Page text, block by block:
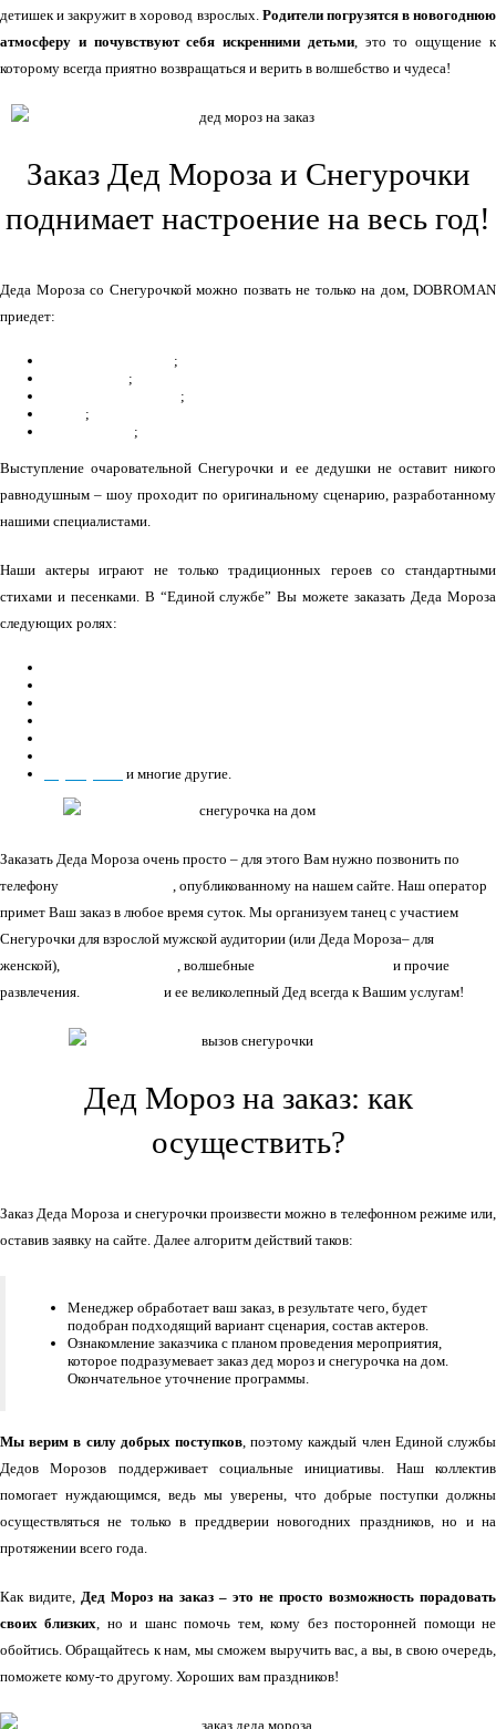
детишек и закружит в хоровод взрослых. Родители погрузятся в новогоднюю
атмосферу и почувствуют себя искренними детьми, это то ощущение к
которому всегда приятно возвращаться и верить в волшебство и чудеса!
Заказ Дед Мороза и Снегурочки
поднимает настроение на весь год!
Деда Мороза со Снегурочкой можно позвать не только на дом, DOBROMAN
приедет:
;
;
;
;
;
Выступление очаровательной Снегурочки и ее дедушки не оставит никого
равнодушным – шоу проходит по оригинальному сценарию, разработанному
нашими специалистами.
Наши актеры играют не только традиционных героев со стандартными
стихами и песенками. В “Единой службе” Вы можете заказать Деда Мороза
следующих ролях:
и многие другие.
Заказать Деда Мороза очень просто – для этого Вам нужно позвонить по
телефону
, опубликованному на нашем сайте. Наш оператор
примет Ваш заказ в любое время суток. Мы организуем танец с участием
Снегурочки для взрослой мужской аудитории (или Деда Мороза– для
женской),
, волшебные
и прочие
развлечения.
и ее великолепный Дед всегда к Вашим услугам!
Дед Мороз на заказ: как
осуществить?
Заказ Деда Мороза и снегурочки произвести можно в телефонном режиме или,
оставив заявку на сайте. Далее алгоритм действий таков:
Менеджер обработает ваш заказ, в результате чего, будет
подобран подходящий вариант сценария, состав актеров.
Ознакомление заказчика с планом проведения мероприятия,
которое подразумевает заказ дед мороз и снегурочка на дом.
Окончательное уточнение программы.
Мы верим в силу добрых поступков, поэтому каждый член Единой службы
Дедов Морозов поддерживает социальные инициативы. Наш коллектив
помогает нуждающимся, ведь мы уверены, что добрые поступки должны
осуществляться не только в преддверии новогодних праздников, но и на
протяжении всего года.
Как видите, Дед Мороз на заказ – это не просто возможность порадовать
своих близких, но и шанс помочь тем, кому без посторонней помощи не
обойтись. Обращайтесь к нам, мы сможем выручить вас, а вы, в свою очередь,
поможете кому-то другому. Хороших вам праздников!